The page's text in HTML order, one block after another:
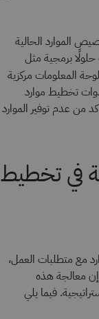
الموارد الحالية
برمجية مثل
المعلومات مركزية
تخطيط موارد
من عدم توفير الموارد
في تخطيط
مع متطلبات العمل،
معالجة هذه
فيما يلي